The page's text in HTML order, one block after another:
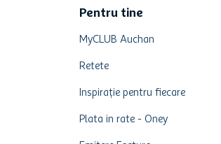
Pentru tine
MyCLUB Auchan
Retete
Inspirație pentru fiecare
Plata in rate - Oney